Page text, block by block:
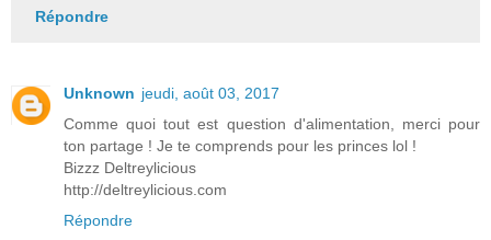
Répondre
Unknown jeudi, août 03, 2017
Comme quoi tout est question d'alimentation, merci pour
ton partage ! Je te comprends pour les princes lol !
Bizzz Deltreylicious
http://deltreylicious.com
Répondre